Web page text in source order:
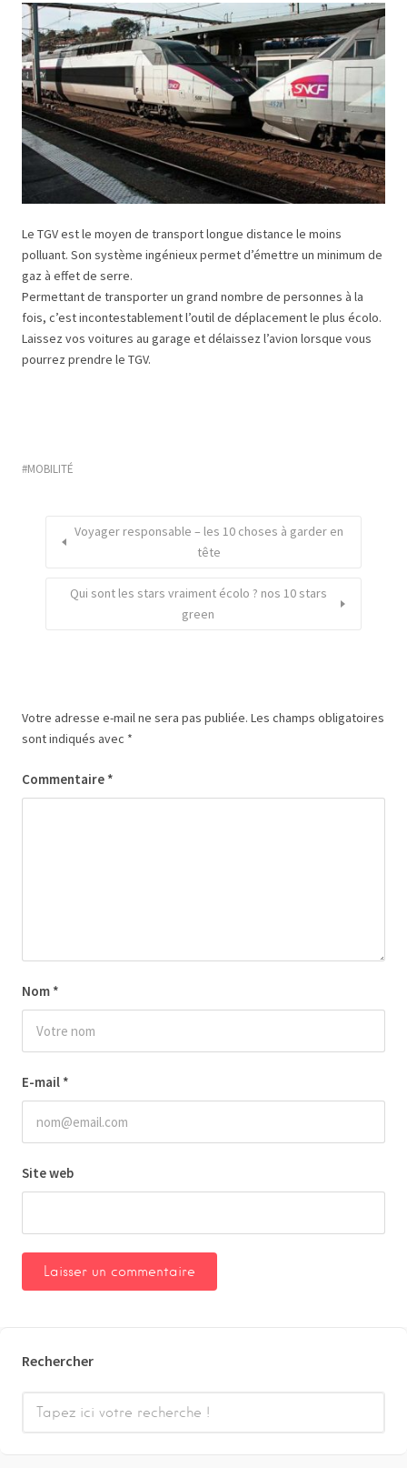
Le TGV est le moyen de transport longue distance le moins
polluant. Son système ingénieux permet d’émettre un minimum de
gaz à effet de serre.
Permettant de transporter un grand nombre de personnes à la
fois, c’est incontestablement l’outil de déplacement le plus écolo.
Laissez vos voitures au garage et délaissez l’avion lorsque vous
pourrez prendre le TGV.
MOBILITÉ
Voyager responsable – les 10 choses à garder en
tête
Qui sont les stars vraiment écolo ? nos 10 stars
green
Votre adresse e-mail ne sera pas publiée. Les champs obligatoires
sont indiqués avec *
Commentaire *
Nom *
E-mail *
Site web
Rechercher